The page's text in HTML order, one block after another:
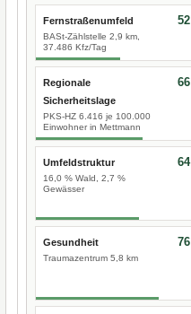
Fernstraßenumfeld
BASt-Zählstelle 2,9 km,
37.486 Kfz/Tag
52
Regionale
Sicherheitslage
PKS-HZ 6.416 je 100.000
Einwohner in Mettmann
66
Umfeldstruktur
16,0 % Wald, 2,7 %
Gewässer
64
Gesundheit
Traumazentrum 5,8 km
76